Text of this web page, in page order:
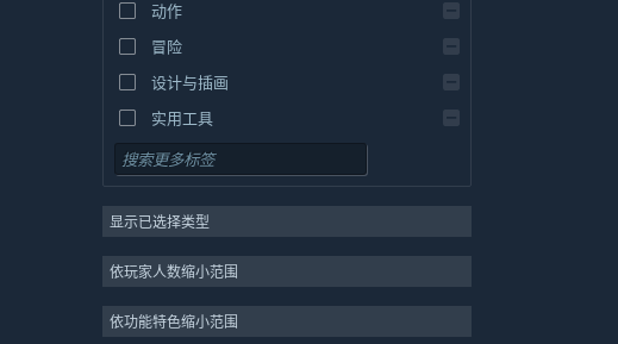
动作
冒险
设计与插画
实用工具
免费开玩
大型多人在线
独立
休闲
显示已选择类型
依玩家人数缩小范围
依功能特色缩小范围